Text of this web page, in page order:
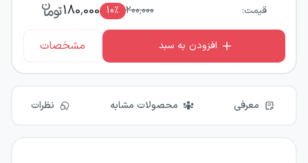
قیمت: 200,000
10٪ 180,000
افزودن به سبد مشخصات
معرفی محصولات مشابه نظرات